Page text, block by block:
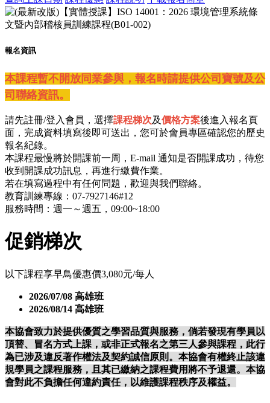
報名資訊
本課程暫不開放同業參與，報名時請提供公司寶號及公
司聯絡資訊。
請先註冊/登入會員，選擇課程梯次及價格方案後進入報名頁
面，完成資料填寫後即可送出，您可於會員專區確認您的歷史
報名紀錄。
本課程最慢將於開課前一周，E-mail 通知是否開課成功，待您
收到開課成功訊息，再進行繳費作業。
若在填寫過程中有任何問題，歡迎與我們聯絡。
教育訓練專線：07-7927146#12
服務時間：週一～週五，09:00~18:00
促銷梯次
以下課程享早鳥優惠價3,080元/每人
2026/07/08 高雄班
2026/08/14 高雄班
本協會致力於提供優質之學習品質與服務，倘若發現有學員以
頂替、冒名方式上課，或非正式報名之第三人參與課程，此行
為已涉及違反著作權法及契約誠信原則。本協會有權終止該違
規學員之課程服務，且其已繳納之課程費用將不予退還。本協
會對此不負擔任何違約責任，以維護課程秩序及權益。